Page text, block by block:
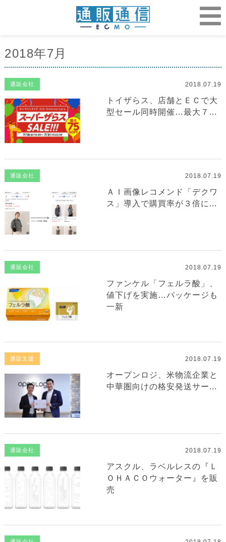
2018年7月
通販会社 2018.07.19
トイザらス、店舗とＥＣで大
型セール同時開催…最大７...
通販会社 2018.07.19
ＡＩ画像レコメンド「デクワ
ス」導入で購買率が３倍に...
通販会社 2018.07.19
ファンケル「フェルラ酸」、
値下げを実施…パッケージも
一新
通販支援 2018.07.19
オープンロジ、米物流企業と
中華圏向けの格安発送サー...
通販会社 2018.07.19
アスクル、ラベルレスの『Ｌ
ＯＨＡＣＯウォーター』を販
売